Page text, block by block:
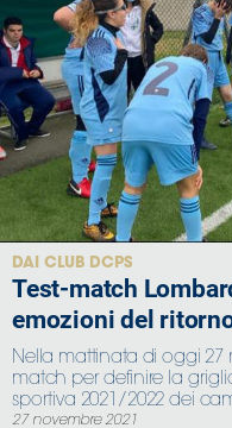
DAI CLUB DCPS
Test-match
emozioni del
Nella mattinata di oggi 27
match per definire la
sportiva 2021/2022 dei
27 novembre 2021